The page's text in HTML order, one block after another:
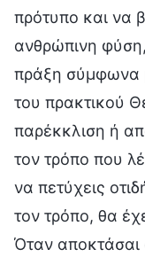
πρότυπο και να
ανθρώπινη
πράξη σύμφωνα
του πρακτικού
παρέκκλιση ή
τον τρόπο που
να πετύχεις
τον τρόπο, θα
Όταν αποκτάσαι